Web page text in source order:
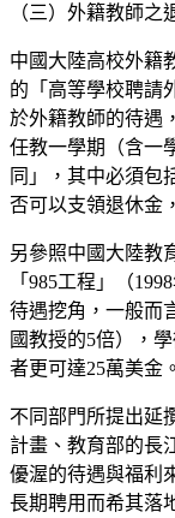
（三）外籍教師之
中國大陸高校外籍
的「高等學校聘請
於外籍教師的待遇
任教一學期（含一
同」，其中必須包
否可以支領退休金
另參照中國大陸教
「985工程」（
待遇挖角，一般而
國教授的5倍），
者更可達25萬美金
不同部門所提出延
計畫、教育部的長
優渥的待遇與福利
長期聘用而希其落